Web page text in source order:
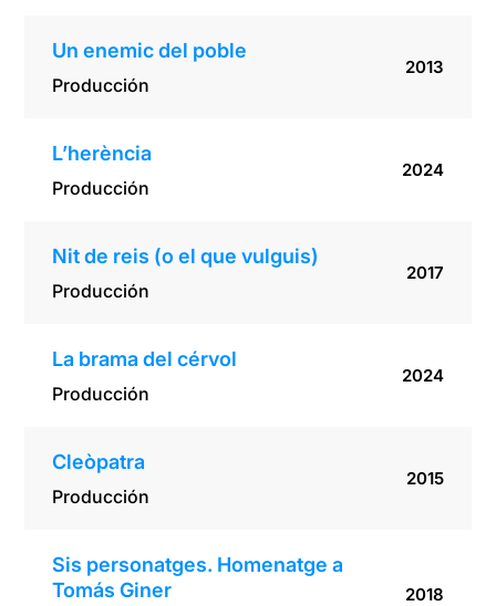
Un enemic del poble
Producción
2013
L’herència
Producción
2024
Nit de reis (o el que vulguis)
Producción
2017
La brama del cérvol
Producción
2024
Cleòpatra
Producción
2015
Sis personatges. Homenatge a
Tomás Giner
2018